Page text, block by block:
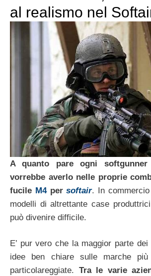
al realismo nel
A quanto pare ogni
vorrebbe averlo nelle proprie
fucile M4persoftair. In
modelli di altrettante case
può divenire difficile.
E’ pur vero che la maggior parte
idee ben chiare sulle marche
particolareggiate. Tra le varie